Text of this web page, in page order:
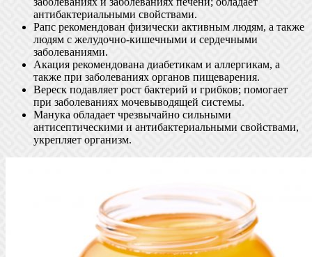
антибактериальными свойствами.
Рапс рекомендован физически активным людям, а также
людям с желудочно-кишечными и сердечными
заболеваниями.
Акация рекомендована диабетикам и аллергикам, а
также при заболеваниях органов пищеварения.
Вереск подавляет рост бактерий и грибков; помогает
при заболеваниях мочевыводящей системы.
Манука обладает чрезвычайно сильными
антисептическими и антибактериальными свойствами,
укрепляет организм.